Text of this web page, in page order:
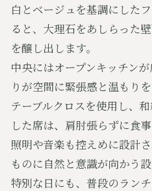
白とベージュを基調にした
ると、大理石をあしらった
を醸し出します。
中央にはオープンキッチン
りが空間に緊張感と温もりを
テーブルクロスを使用し、
した席は、肩肘張らずに食
照明や音楽も控えめに設計
ものに自然と意識が向かう設
特別な日にも、普段のラン